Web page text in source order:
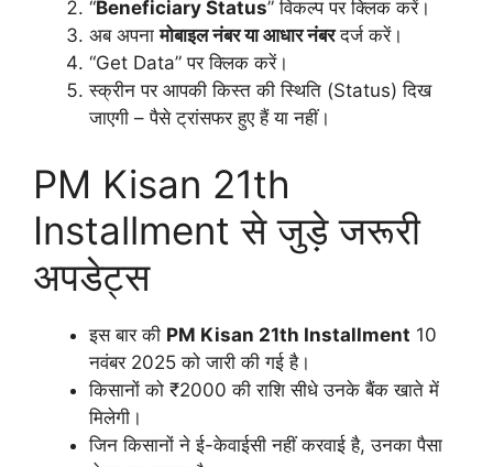
“Beneficiary Status” विकल्प पर क्लिक करें।
अब अपनामोबाइल नंबर या आधार नंबरदर्ज करें।
“Get Data” पर क्लिक करें।
स्क्रीन पर आपकी किस्त की स्थिति (Status) दिख
जाएगी – पैसे ट्रांसफर हुए हैं या नहीं।
PM Kisan 21th
Installment से जुड़े जरूरी
अपडेट्स
इस बार की PM Kisan 21th Installment 10
नवंबर 2025 को जारी की गई है।
किसानों को ₹2000 की राशि सीधे उनके बैंक खाते में
मिलेगी।
जिन किसानों ने ई-केवाईसी नहीं करवाई है, उनका पैसा